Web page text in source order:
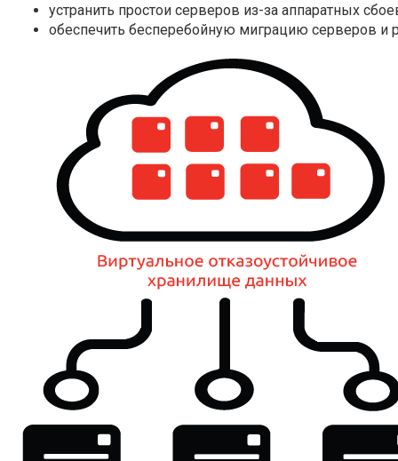
устранить простои серверов из-за аппаратных
обеспечить бесперебойную миграцию серверов и